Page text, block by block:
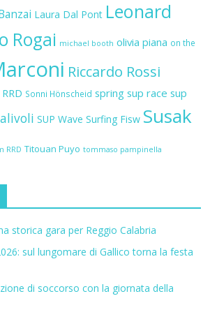
Laura Dal Pont Leonard
Rogai michael booth olivia piana on the
Riccardo Rossi
RRD Sonni Hönscheid spring sup race sup
SUP Wave Surfing Fisw Susak
RRD Titouan Puyo tommaso pampinella
storica gara per Reggio Calabria
sul lungomare di Gallico torna la festa
di soccorso con la giornata della